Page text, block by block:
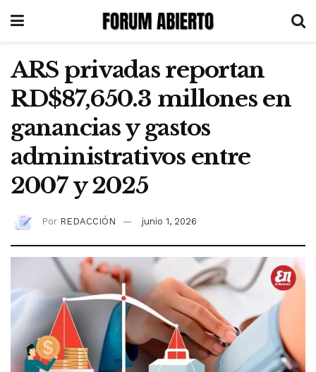
ARS privadas reportan
RD$87,650.3 millones en
ganancias y gastos
administrativos entre
2007 y 2025
Por REDACCIÓN junio 1, 2026